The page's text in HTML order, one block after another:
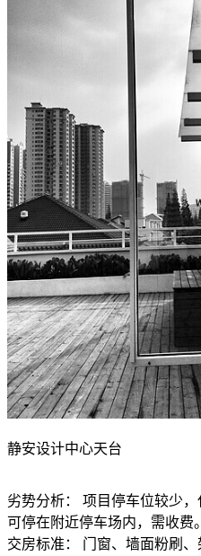
静安设计中心天台
劣势分析： 项目停车位较少
可停在附近停车场内，需收费。
交房标准： 门窗、墙面粉刷